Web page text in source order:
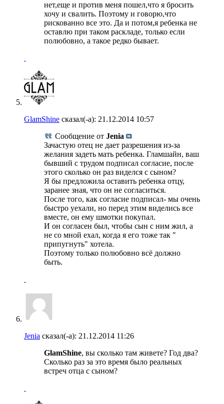
нет,еще и против меня пошел,что я бросить
хочу и свалить. Поэтому и говорю,что
рискованно все это. Да и потом,я ребенка не
оставлю при таком раскладе, только если
полюбовно, а такое редко бывает.
GlamShine сказал(-а): 21.12.2014 10:57
Сообщение от Jenia
Зачастую отец не дает разрешения из-за
желания задеть мать ребенка. Гламшайн, ваш
бывший с трудом подписал согласие, после
этого сколько он раз виделся с сыном?
Я бы предложила оставить ребенка отцу,
заранее зная, что он не согласиться.
После того, как согласие подписал- мы очень
быстро уехали, но перед этим виделись все
вместе, он ему шмотки покупал.
И он согласен был, чтобы сын с ним жил, а
не со мной ехал, когда я его тоже так "
припугнуть" хотела.
Поэтому только полюбовно всё должно
быть.
Jenia сказал(-а): 21.12.2014 11:26
GlamShine, вы сколько там живете? Год два?
Сколько раз за это время было реальных
встреч отца с сыном?